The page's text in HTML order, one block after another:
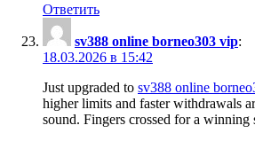
Ответить
sv388 online borneo303 vip:
18.03.2026 в 15:42
Just upgraded to sv388 online
higher limits and faster withdrawals
sound. Fingers crossed for a winning